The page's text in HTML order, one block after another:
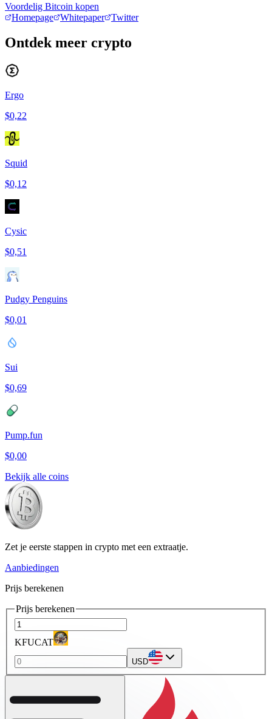
Voordelig Bitcoin kopen
Homepage
Whitepaper Twitter
Ontdek meer crypto
Ergo
$0,22
Squid
$0,12
Cysic
$0,51
Pudgy Penguins
$0,01
Sui
$0,69
Pump.fun
$0,00
Bekijk alle coins
Zet je eerste stappen in crypto met een extraatje.
Aanbiedingen
Prijs berekenen
Prijs berekenen
KFUCAT
USD